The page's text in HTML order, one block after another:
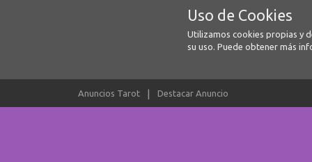
Uso de Cookies
Utilizamos cookies propias y
su uso. Puede obtener más
Anuncios Tarot Destacar Anuncio